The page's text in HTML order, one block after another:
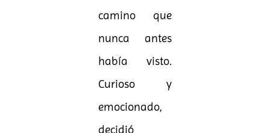
camino que
nunca antes
había visto.
Curioso y
emocionado,
decidió